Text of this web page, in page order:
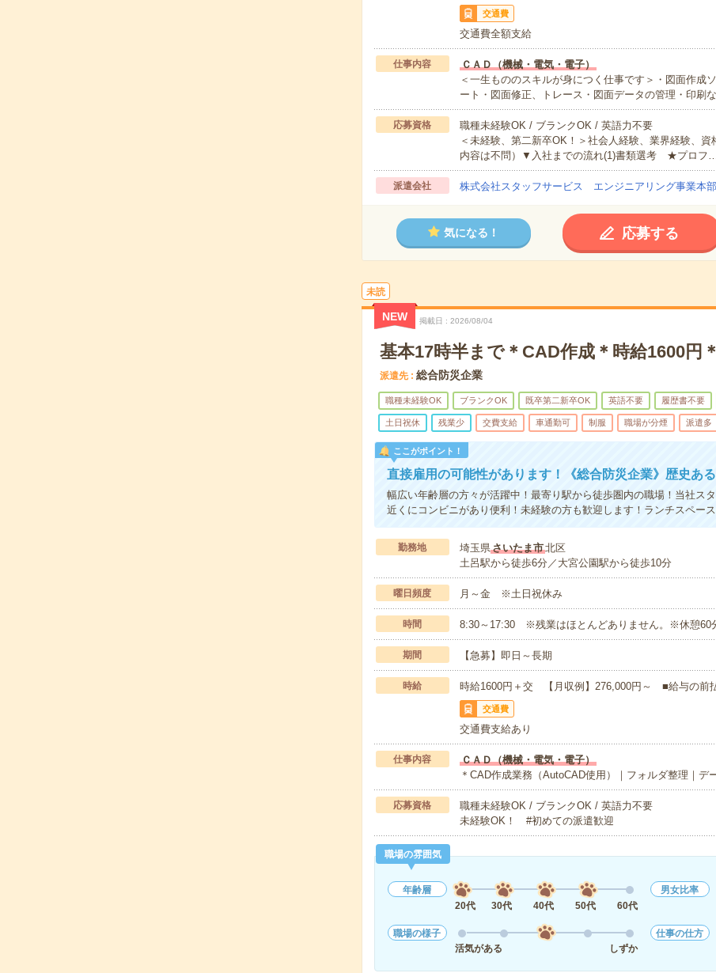
交通費
交通費全額支給
仕事内容
ＣＡＤ（機械・電気・電子）
＜一生もののスキルが身につく仕事です＞・図面作成
ート・図面修正、トレース・図面データの管理・印刷
応募資格
職種未経験OK / ブランクOK / 英語力不要
＜未経験、第二新卒OK！＞社会人経験、業界経験、
内容は不問）▼入社までの流れ(1)書類選考 ★プロフ
派遣会社 株式会社スタッフサービス エンジニアリング事業本部
気になる！ 応募する
未読
NEW 掲載日 2026/08/04
基本17時半まで＊CAD作成＊時給1600円
派遣先 総合防災企業
職種未経験OK ブランクOK 既卒第二新卒OK 英語不要 履歴書不要
土日祝休 残業少 交費支給 車通勤可 制服 職場が分煙 派遣多
ここがポイント！
直接雇用の可能性があります！《総合防災企業》歴史ある
幅広い年齢層の方々が活躍中！最寄り駅から徒歩圏内の職場！当社ス
近くにコンビニがあり便利！未経験の方も歓迎します！ランチスペース
勤務地 埼玉県さいたま市北区
土呂駅から徒歩6分／大宮公園駅から徒歩10分
曜日頻度 月～金 ※土日祝休み
時間 8:30～17:30 ※残業はほとんどありません。※休憩60
期間 【急募】即日～長期
時給 時給1600円＋交 【月収例】276,000円～ ■給与の前
交通費
交通費支給あり
仕事内容
ＣＡＤ（機械・電気・電子）
＊CAD作成業務（AutoCAD使用）｜フォルダ整理｜デ
応募資格
職種未経験OK / ブランクOK / 英語力不要
未経験OK！ #初めての派遣歓迎
職場の雰囲気
年齢層
20代
30代 40代 50代 60代
男女比率
職場の様子
活気がある
しずか
仕事の仕方